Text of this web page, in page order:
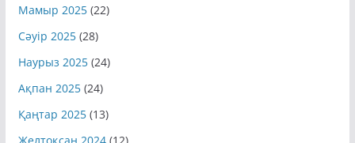
Мамыр 2025(22)
Сәуір 2025(28)
Наурыз 2025(24)
Ақпан 2025(24)
Қаңтар 2025(13)